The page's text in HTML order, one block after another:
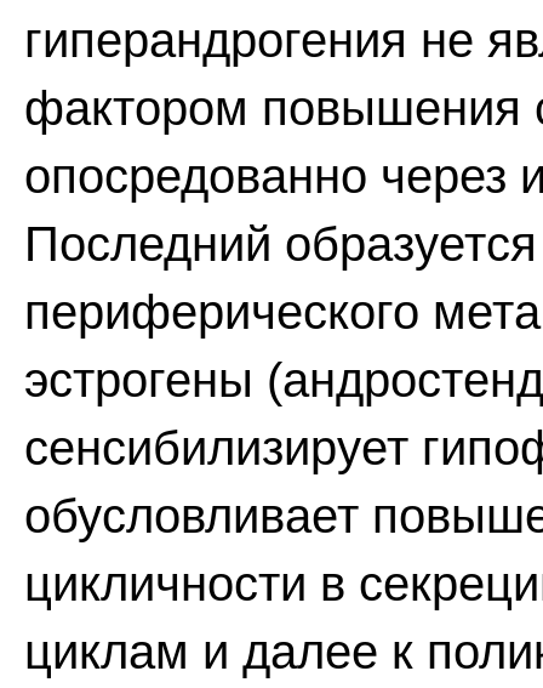
гиперандрогения не
фактором повышения
опосредованно через
Последний
периферического
эстрогены
сенсибилизирует
обусловливает
цикличности в
циклам и далее к